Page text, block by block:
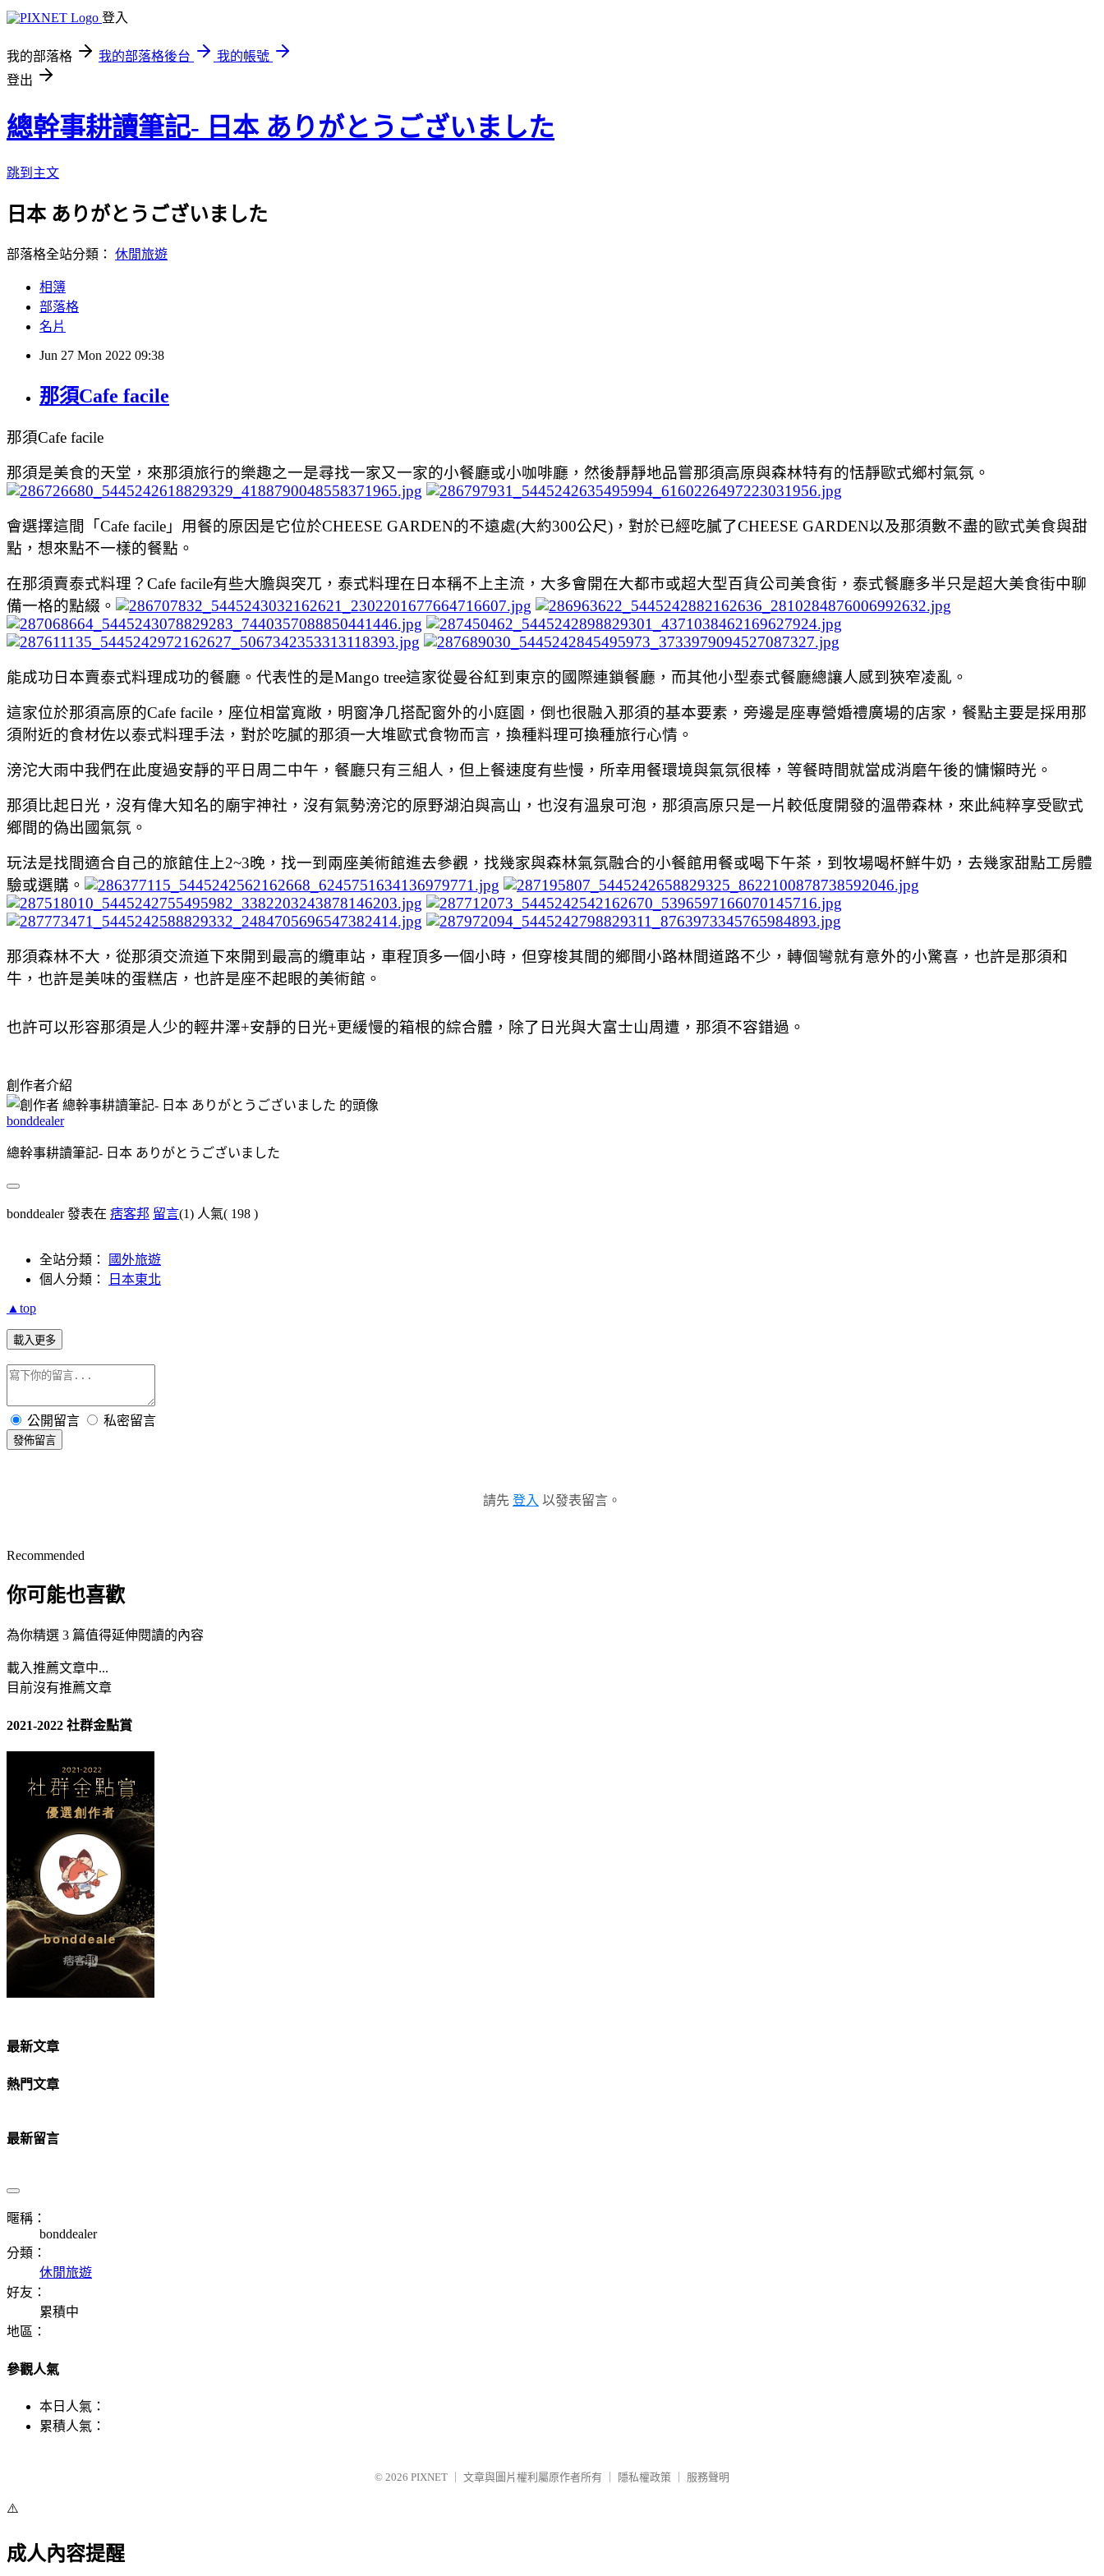
登入
我的部落格 我的部落格後台
我的帳號
登出
總幹事耕讀筆記- 日本 ありがとうございました
跳到主文
日本 ありがとうございました
部落格全站分類： 休閒旅遊
相簿
部落格
名片
Jun 27 Mon 2022 09:38
那須Cafe facile
那須Cafe facile
那須是美食的天堂，來那須旅行的樂趣之一是尋找一家又一家的小餐廳或小咖啡廳，然後靜靜地品嘗那須高原與森林特有的恬靜歐式鄉村氣氛。
會選擇這間「Cafe facile 」用餐的原因是它位於CHEESE GARDEN的不遠處(大約300公尺) ，對於已經吃膩了CHEESE GARDEN以及那須數不盡的歐式美食與甜
點，想來點不一樣的餐點。
在那須賣泰式料理？ Cafe facile有些大膽與突兀，泰式料理在日本稱不上主流，大多會開在大都市或超大型百貨公司美食街，泰式餐廳多半只是超大美食街中聊
備一格的點綴。
能成功日本賣泰式料理成功的餐廳。代表性的是Mango tree這家從曼谷紅到東京的國際連鎖餐廳，而其他小型泰式餐廳總讓人感到狹窄凌亂。
這家位於那須高原的Cafe facile ，座位相當寬敞，明窗净几搭配窗外的小庭園，倒也很融入那須的基本要素，旁邊是座專營婚禮廣場的店家，餐點主要是採用那
須附近的食材佐以泰式料理手法，對於吃膩的那須一大堆歐式食物而言，換種料理可換種旅行心情。
滂沱大雨中我們在此度過安靜的平日周二中午，餐廳只有三組人，但上餐速度有些慢，所幸用餐環境與氣氛很棒，等餐時間就當成消磨午後的慵懶時光。
那須比起日光，沒有偉大知名的廟宇神社，沒有氣勢滂沱的原野湖泊與高山，也沒有溫泉可泡，那須高原只是一片較低度開發的溫帶森林，來此純粹享受歐式
鄉間的偽出國氣氛。
玩法是找間適合自己的旅館住上2~3晚，找一到兩座美術館進去參觀，找幾家與森林氣氛融合的小餐館用餐或喝下午茶，到牧場喝杯鮮牛奶，去幾家甜點工房體
驗或選購。
那須森林不大，從那須交流道下來開到最高的纜車站，車程頂多一個小時，但穿梭其間的鄉間小路林間道路不少，轉個彎就有意外的小驚喜，也許是那須和
牛，也許是美味的蛋糕店，也許是座不起眼的美術館。
也許可以形容那須是人少的輕井澤+安靜的日光+更緩慢的箱根的綜合體，除了日光與大富士山周遭，那須不容錯過。
創作者介紹
bonddealer
總幹事耕讀筆記- 日本 ありがとうございました
bonddealer 發表在 痞客邦 留言(1) 人氣( 198 )
全站分類：
國外旅遊
個人分類：
日本東北
▲top
載入更多
公開留言 私密留言
發佈留言
請先 登入 以發表留言。
Recommended
你可能也喜歡
為你精選 3 篇值得延伸閱讀的內容
載入推薦文章中...
目前沒有推薦文章
2021-2022 社群金點賞
最新文章
熱門文章
最新留言
暱稱：
bonddealer
分類：
休閒旅遊
好友：
累積中
地區：
參觀人氣
本日人氣：
累積人氣：
© 2026 PIXNET 文章與圖片權利屬原作者所有 隱私權政策 服務聲明
⚠️
成人內容提醒